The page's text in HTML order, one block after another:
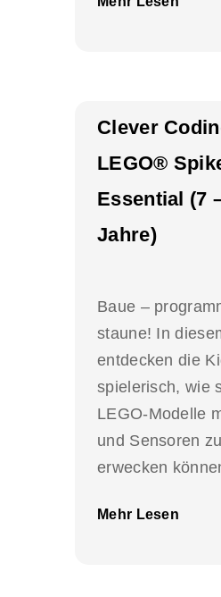
Clever
LEGO®
Essential (7
Jahre)
Baue –
staune! In
entdecken die
spielerisch, wie
LEGO-Modelle
und Sensoren
erwecken
Mehr Lesen